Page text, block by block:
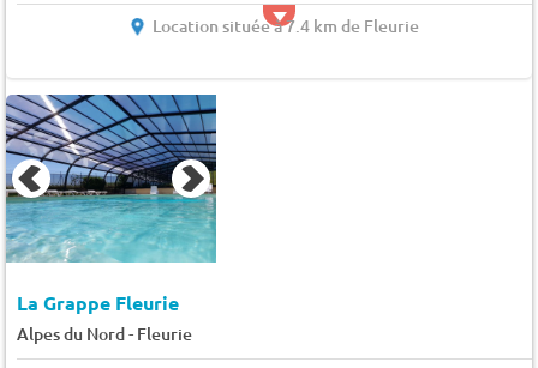
Location située à 7.4 km de Fleurie
La Grappe Fleurie
Alpes du Nord- Fleurie